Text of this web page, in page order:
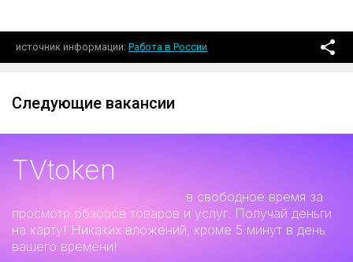
источник информации Работа в России
Следующие вакансии
TVtoken
в свободное время за
просмотр обзоров товаров и услуг. Получай деньги
на карту! Никаких вложений, кроме 5 минут в день
вашего времени!